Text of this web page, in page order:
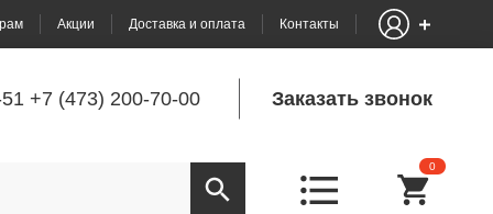
Акции Доставка и оплата Контакты
+7 (473) 200-70-00 Заказать звонок
0